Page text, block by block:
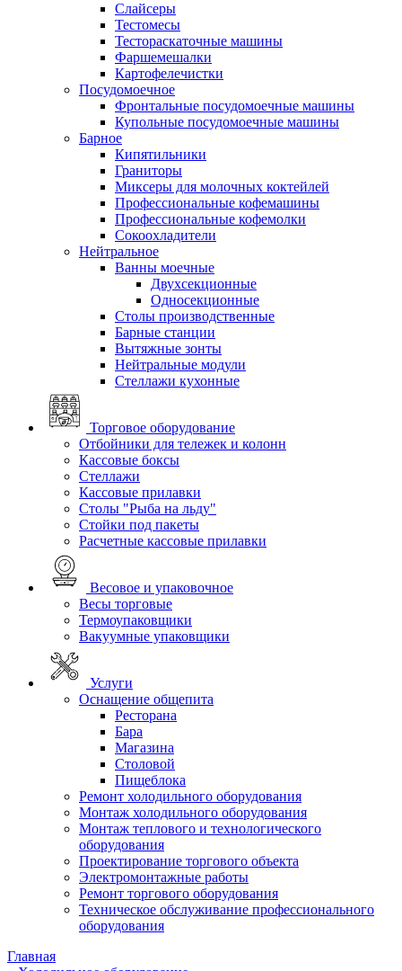
Слайсеры
Тестомесы
Тестораскаточные машины
Фаршемешалки
Картофелечистки
Посудомоечное
Фронтальные посудомоечные машины
Купольные посудомоечные машины
Барное
Кипятильники
Граниторы
Миксеры для молочных коктейлей
Профессиональные кофемашины
Профессиональные кофемолки
Сокоохладители
Нейтральное
Ванны моечные
Двухсекционные
Односекционные
Столы производственные
Барные станции
Вытяжные зонты
Нейтральные модули
Стеллажи кухонные
Торговое оборудование
Отбойники для тележек и колонн
Кассовые боксы
Стеллажи
Кассовые прилавки
Столы "Рыба на льду"
Стойки под пакеты
Расчетные кассовые прилавки
Весовое и упаковочное
Весы торговые
Термоупаковщики
Вакуумные упаковщики
Услуги
Оснащение общепита
Ресторана
Бара
Магазина
Столовой
Пищеблока
Ремонт холодильного оборудования
Монтаж холодильного оборудования
Монтаж теплового и технологического
оборудования
Проектирование торгового объекта
Электромонтажные работы
Ремонт торгового оборудования
Техническое обслуживание профессионального
оборудования
Главная